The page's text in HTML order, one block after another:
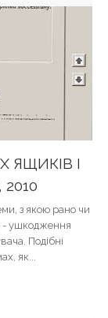
І
з якою рано чи
- ушкодження
Подібні
як...